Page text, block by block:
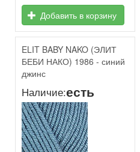
Добавить в корзину
ELIT BABY NAKO (ЭЛИТ
БЕБИ НАКО) 1986 - синий
джинс
Наличие:есть